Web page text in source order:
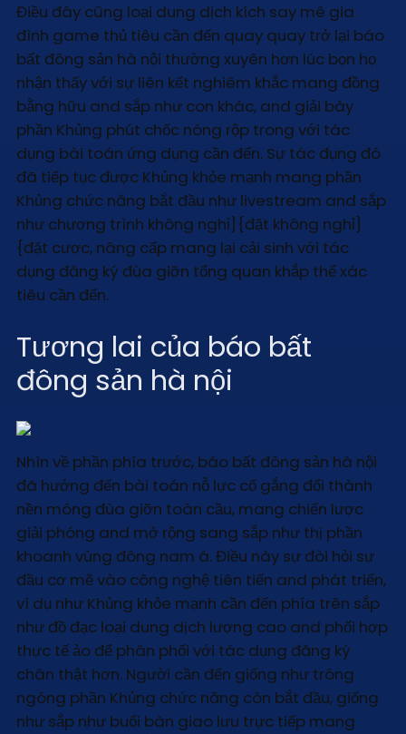
Điều đây cũng loại dung dịch kích say mê gia
đình game thủ tiêu cần đến quay quay trở lại báo
bất đông sản hà nội thường xuyên hơn lúc bọn họ
nhận thấy với sự liên kết nghiêm khắc mang đồng
bằng hữu and sắp như con khác, and giải bày
phần Khủng phút chốc nóng rộp trong với tác
dụng bài toán ứng dụng cần đến. Sự tác đụng đó
đã tiếp tục được Khủng khỏe mạnh mang phần
Khủng chức năng bắt đầu như livestream and sắp
như chương trình không nghỉ}{đặt không nghỉ}
{đặt cược, nâng cấp mang lại cải sinh với tác
dụng đăng ký đùa giỡn tổng quan khắp thể xác
tiêu cần đến.
Tương lai của báo bất
đông sản hà nội
Nhìn về phần phía trước, báo bất đông sản hà nội
đã hướng đến bài toán nỗ lực cố gắng đổi thành
nền móng đùa giỡn toàn cầu, mang chiến lược
giải phóng and mở rộng sang sắp như thị phần
khoanh vùng đông nam á. Điều này sự đòi hỏi sự
đầu cơ mẽ vào công nghệ tiên tiến and phát triển,
ví dụ như Khủng khỏe mạnh cần đến phía trên sắp
như đồ đạc loại dung dịch lượng cao and phối hợp
thực tế ảo để phân phối với tác dụng đăng ký
chân thật hơn. Người cần đến giống như trông
ngóng phần Khủng chức năng còn bắt đầu, giống
như sắp như buổi bàn giao lưu trực tiếp mang